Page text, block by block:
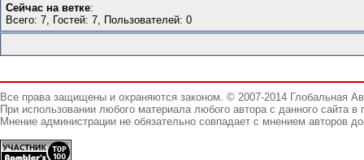
Сейчас на ветке:
Всего: 7, Гостей: 7, Пользователей: 0
Все права защищены и охраняются законом. © 2007-2014 Глобальная
При использовании любого материала любого автора с данного сайта
Мнение администрации не обязательно совпадает с мнением авторов